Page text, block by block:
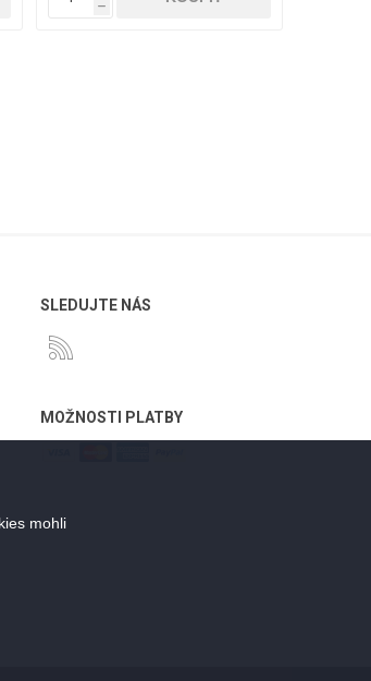
h
SLEDUJTE NÁS
MOŽNOSTI PLATBY
mohli